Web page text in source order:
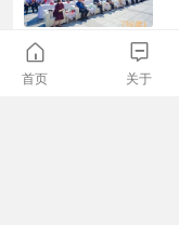
首页 关于